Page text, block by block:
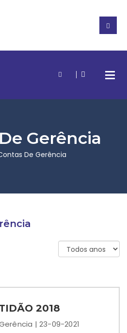
Gerência
De Gerência
2018
| 23-09-2021